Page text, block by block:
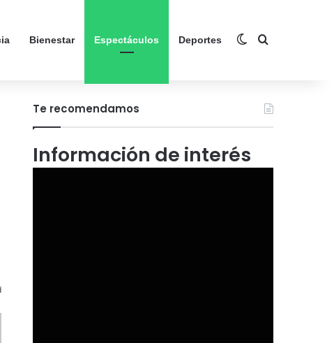
Bienestar Espectáculos Deportes Switch skin
Search for
Te recomendamos
Información de interés